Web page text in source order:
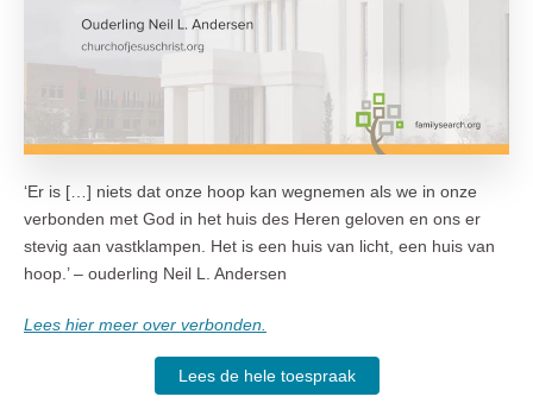
‘Er is […] niets dat onze hoop kan wegnemen als we in onze
verbonden met God in het huis des Heren geloven en ons er
stevig aan vastklampen. Het is een huis van licht, een huis van
hoop.’ – ouderling Neil L. Andersen
Lees hier meer over verbonden.
Lees de hele toespraak